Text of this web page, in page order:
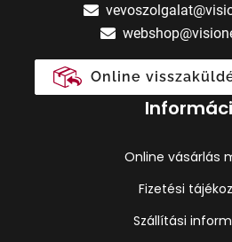
Online
Online vásárlás
Fizetési
Szállítási